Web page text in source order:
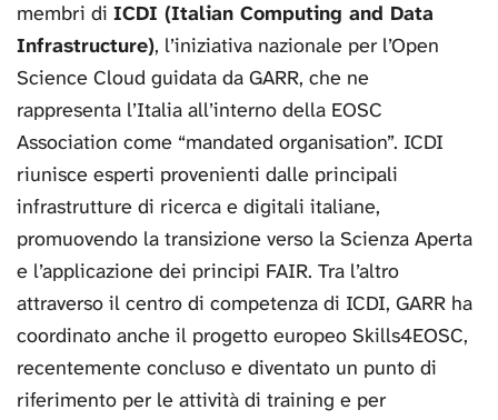
membri di ICDI (Italian Computing and Data
Infrastructure), l’iniziativa nazionale per l’Open
Science Cloud guidata da GARR, che ne
rappresenta l’Italia all’interno della EOSC
Association come “mandated organisation”. ICDI
riunisce esperti provenienti dalle principali
infrastrutture di ricerca e digitali italiane,
promuovendo la transizione verso la Scienza Aperta
e l’applicazione dei principi FAIR. Tra l’altro
attraverso il centro di competenza di ICDI, GARR ha
coordinato anche il progetto europeo Skills4EOSC,
recentemente concluso e diventato un punto di
riferimento per le attività di training e per